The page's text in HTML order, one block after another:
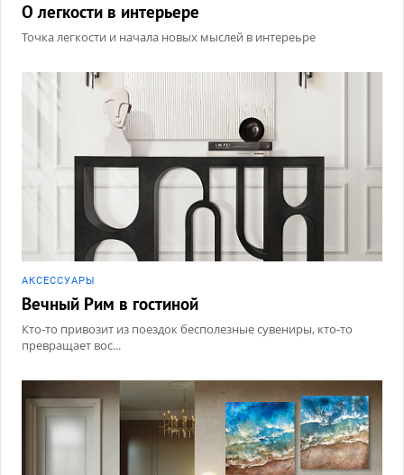
О легкости в интерьере
Точка легкости и начала новых мыслей в интереьре
АКCЕССУАРЫ
Вечный Рим в гостиной
Кто-то привозит из поездок бесполезные сувениры, кто-то
превращает вос...